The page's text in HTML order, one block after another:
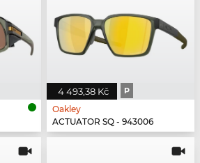
4 493,38 Kč P
Oakley
ACTUATOR SQ - 943006